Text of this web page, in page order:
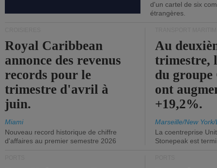
d'un cartel de six
étrangères.
Royal Caribbean
annonce des revenus
records pour le
trimestre d'avril à
juin.
Miami
Nouveau record historique de chiffre
d'affaires au premier semestre 2026
Au
trimestre,
du
ont
+19,2%.
Marseille/New
La coentreprise
Stonepeak est